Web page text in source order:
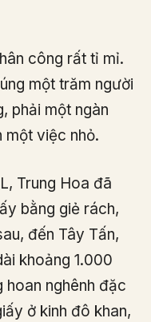
công rất tỉ mỉ.
một trăm người
phải một ngàn
một việc nhỏ.
Trung Hoa đã
bằng giẻ rách,
đến Tây Tấn,
khoảng 1.000
hoan nghênh đặc
ở kinh đô khan,